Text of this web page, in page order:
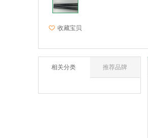
收藏宝贝
相关分类 推荐品牌